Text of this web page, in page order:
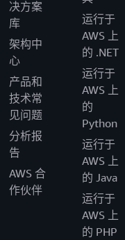
决方案
库
架构中
心
产品和
技术常
见问题
分析报
告
AWS 合
作伙伴
运行于
AWS 上
的 .NET
运行于
AWS 上
的
Python
运行于
AWS 上
的 Java
运行于
AWS 上
的 PHP